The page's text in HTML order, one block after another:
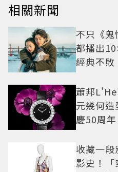
相關新聞
不只《鬼
都播出
經典不敗
蕭邦
元幾何
慶50周年
收藏一
影史！